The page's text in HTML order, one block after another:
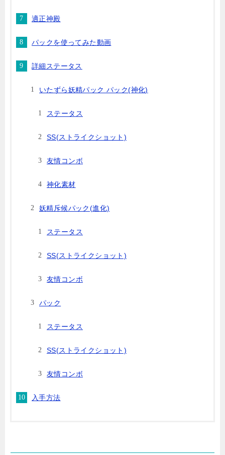
適正神殿
パックを使ってみた動画
詳細ステータス
いたずら妖精パック パック(神化)
ステータス
SS(ストライクショット)
友情コンボ
神化素材
妖精斥候パック(進化)
ステータス
SS(ストライクショット)
友情コンボ
パック
ステータス
SS(ストライクショット)
友情コンボ
入手方法